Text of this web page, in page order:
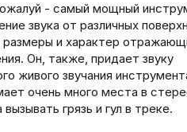
- самый мощный
звука от различных
размеры и характер
Он, также, придает звуку
живого звучания
очень много места в
грязь и гул в треке.